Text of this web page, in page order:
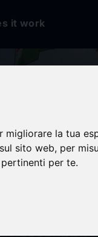
la tua
sito web, per
per te.
it work
de
en